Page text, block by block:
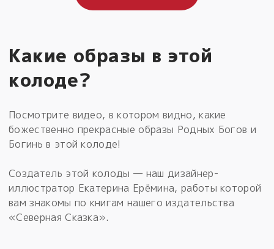
Какие образы в этой
колоде?
Посмотрите видео, в котором видно, какие
божественно прекрасные образы Родных Богов и
Богинь в этой колоде!
Создатель этой колоды — наш дизайнер-
иллюстратор Екатерина Ерёмина, работы которой
вам знакомы по книгам нашего издательства
«Северная Сказка».